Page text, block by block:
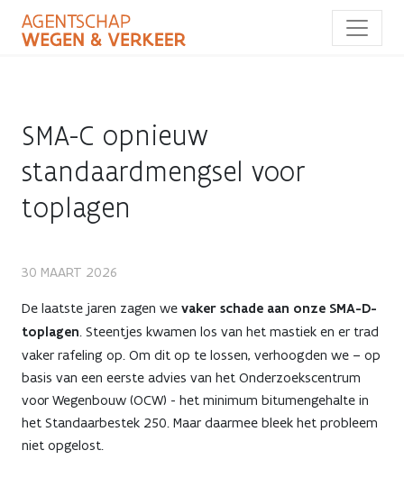
naar
SMA-C opnieuw
standaardmengsel voor
toplagen
SMA-
C
opnieuw
standaardmengsel
voor
toplagen
30 MAART 2026
De laatste jaren zagen we vaker schade aan onze SMA-D-
toplagen. Steentjes kwamen los van het mastiek en er trad
vaker rafeling op. Om dit op te lossen, verhoogden we – op
basis van een eerste advies van het Onderzoekscentrum
voor Wegenbouw (OCW) - het minimum bitumengehalte in
het Standaarbestek 250. Maar daarmee bleek het probleem
niet opgelost.